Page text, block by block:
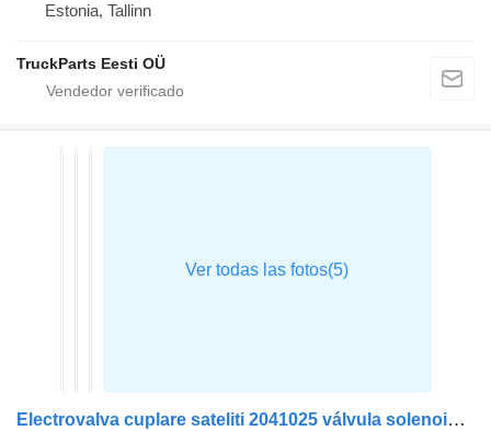
Estonia, Tallinn
TruckParts Eesti OÜ
Electrovalva cuplare sateliti 2041025 válvula solenoide para IVECO STRALIS cabeza tractora